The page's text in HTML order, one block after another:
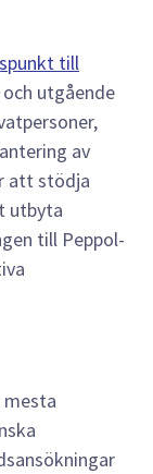
till
utgående
av
att stödja
utbyta
till Peppol-
mesta